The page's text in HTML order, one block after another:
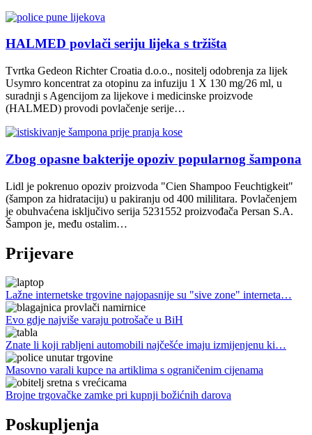
HALMED povlači seriju lijeka s tržišta
Tvrtka Gedeon Richter Croatia d.o.o., nositelj odobrenja za lijek
Usymro koncentrat za otopinu za infuziju 1 X 130 mg/26 ml, u
suradnji s Agencijom za lijekove i medicinske proizvode
(HALMED) provodi povlačenje serije…
Zbog opasne bakterije opoziv popularnog šampona
Lidl je pokrenuo opoziv proizvoda "Cien Shampoo Feuchtigkeit"
(šampon za hidrataciju) u pakiranju od 400 mililitara. Povlačenjem
je obuhvaćena isključivo serija 5231552 proizvođača Persan S.A.
Šampon je, među ostalim…
Prijevare
Lažne internetske trgovine najopasnije su "sive zone" interneta…
Evo gdje najviše varaju potrošače u BiH
Znate li koji rabljeni automobili najčešće imaju izmijenjenu ki…
Masovno varali kupce na artiklima s ograničenim cijenama
Brojne trgovačke zamke pri kupnji božićnih darova
Poskupljenja